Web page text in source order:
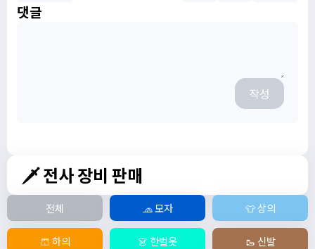
댓글
작성
🗡️ 전사 장비 판매
전체 🧢 모자 👕 상의
🩳 하의 👗 한벌옷 🥾 신발